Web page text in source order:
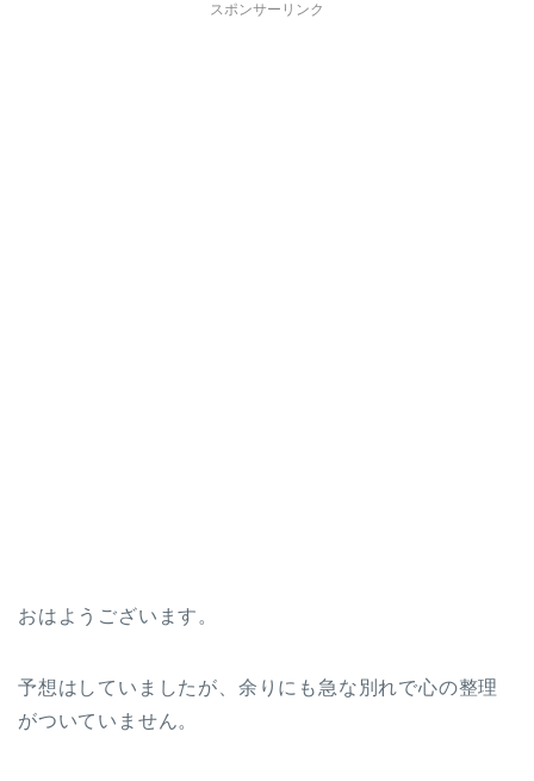
スポンサーリンク
おはようございます。
予想はしていましたが、余りにも急な別れで心の整理
がついていません。